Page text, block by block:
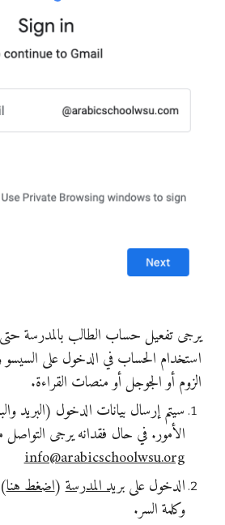
الزوم أو الجوجل أو منصات القراءة.
سيتم إرسال بيانات الدخول (البريد
الأمور. في حال فقدانه يرجى التواصل
info@arabicschoolwsu.org
الدخول على بريد المدرسة (اضغط هنا
وكلمة السر.